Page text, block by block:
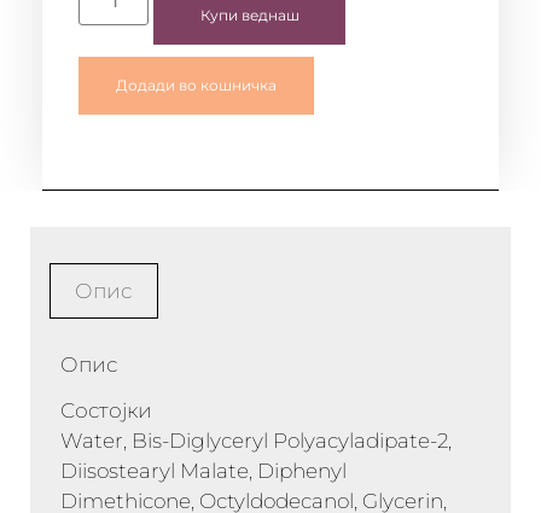
Купи веднаш
Додади во кошничка
Опис
Опис
Состојки
Water, Bis-Diglyceryl Polyacyladipate-2,
Diisostearyl Malate, Diphenyl
Dimethicone, Octyldodecanol, Glycerin,